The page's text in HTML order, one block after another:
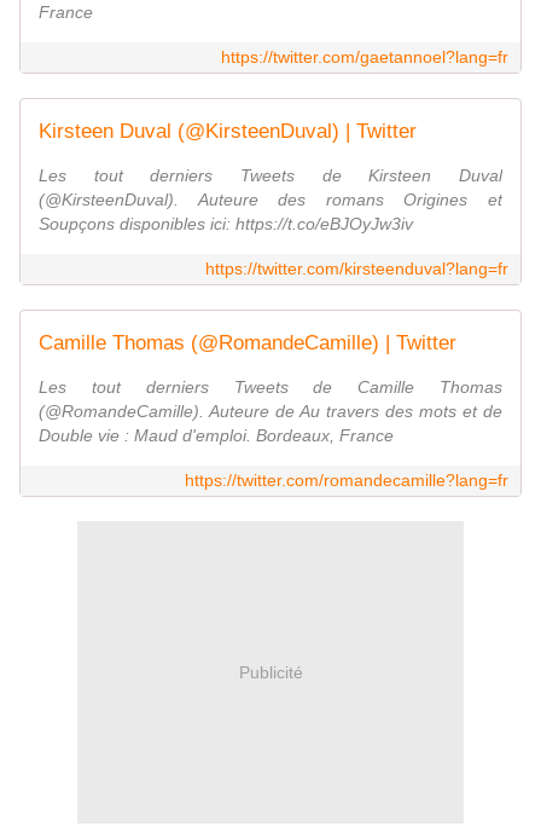
France
https://twitter.com/gaetannoel?lang=fr
Kirsteen Duval (@KirsteenDuval) | Twitter
Les tout derniers Tweets de Kirsteen Duval
(@KirsteenDuval). Auteure des romans Origines et
Soupçons disponibles ici: https://t.co/eBJOyJw3iv
https://twitter.com/kirsteenduval?lang=fr
Camille Thomas (@RomandeCamille) | Twitter
Les tout derniers Tweets de Camille Thomas
(@RomandeCamille). Auteure de Au travers des mots et de
Double vie : Maud d'emploi. Bordeaux, France
https://twitter.com/romandecamille?lang=fr
Publicité